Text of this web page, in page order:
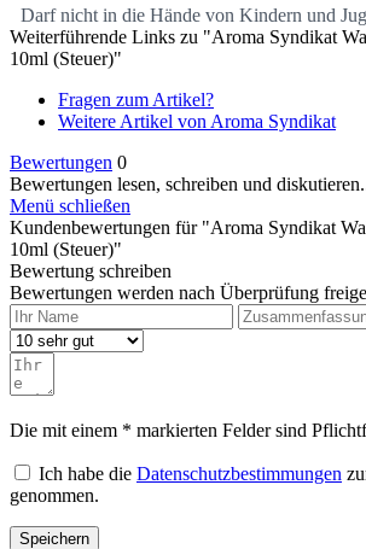
Darf nicht in die Hände von Kindern und
Weiterführende Links zu "Aroma Syndikat
10ml (Steuer)"
Fragen zum Artikel?
Weitere Artikel von Aroma Syndikat
Bewertungen 0
Bewertungen lesen, schreiben und
Menü schließen
Kundenbewertungen für "Aroma Syndikat
10ml (Steuer)"
Bewertung schreiben
Bewertungen werden nach Überprüfung
Die mit einem * markierten Felder sind
Ich habe die Datenschutzbestimmungen
genommen.
Speichern